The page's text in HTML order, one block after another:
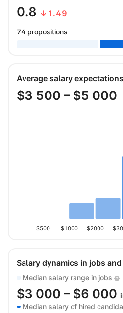
0.8 ↓1.49
74 propositions
Average salary expectations
$3 500 – $5 000
$500 $1000 $2000
Salary dynamics in jobs
Median salary range in jobs
$3 000 – $6 000
Median salary of hired